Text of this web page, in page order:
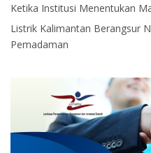
Ketika Institusi Menentukan
Listrik Kalimantan Berangsur
Pemadaman